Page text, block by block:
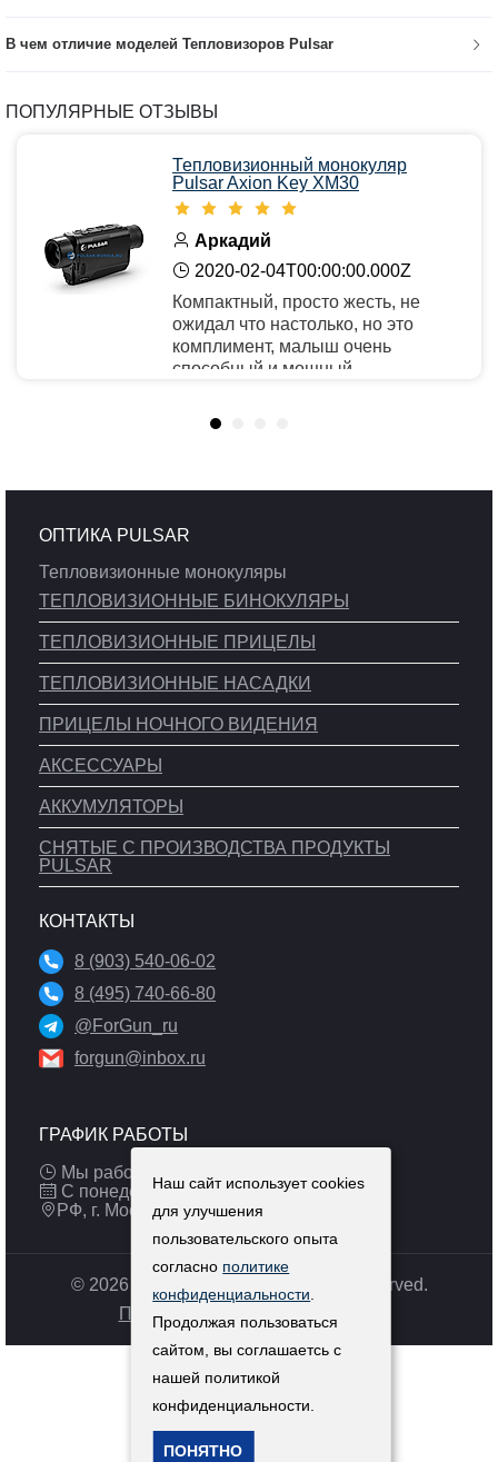
В чем отличие моделей Тепловизоров Pulsar
ПОПУЛЯРНЫЕ ОТЗЫВЫ
Тепловизионный монокуляр
Pulsar Axion Key XM30
Аркадий
2020-02-04T00:00:00.000Z
Компактный, просто жесть, не
ожидал что настолько, но это
комплимент, малыш очень
способный и мощный.
ОПТИКА PULSAR
Тепловизионные монокуляры
ТЕПЛОВИЗИОННЫЕ БИНОКУЛЯРЫ
ТЕПЛОВИЗИОННЫЕ ПРИЦЕЛЫ
ТЕПЛОВИЗИОННЫЕ НАСАДКИ
ПРИЦЕЛЫ НОЧНОГО ВИДЕНИЯ
АКСЕССУАРЫ
АККУМУЛЯТОРЫ
СНЯТЫЕ С ПРОИЗВОДСТВА ПРОДУКТЫ
PULSAR
КОНТАКТЫ
8 (903) 540-06-02
8 (495) 740-66-80
@ForGun_ru
forgun@inbox.ru
ГРАФИК РАБОТЫ
Мы работаем: 9:00 — 19:00 (МСК)
С понедельника по пятницу
РФ, г. Москва
© 2026 Pulsar-russia.ru. All Rights Reserved.
Политика конфиденциальности
Наш сайт использует cookies
для улучшения
пользовательского опыта
согласно политике
конфиденциальности
Продолжая пользоваться
сайтом, вы соглашаетсь с
нашей политикой
конфиденциальности.
ПОНЯТНО